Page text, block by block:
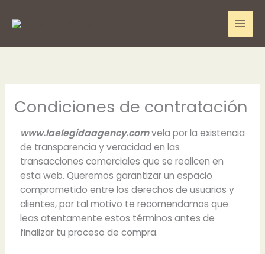
Condiciones de contratación
www.laelegidaagency.comvela por la existencia
de transparencia y veracidad en las
transacciones comerciales que se realicen en
esta web. Queremos garantizar un espacio
comprometido entre los derechos de usuarios y
clientes, por tal motivo te recomendamos que
leas atentamente estos términos antes de
finalizar tu proceso de compra.
u
s
a
r